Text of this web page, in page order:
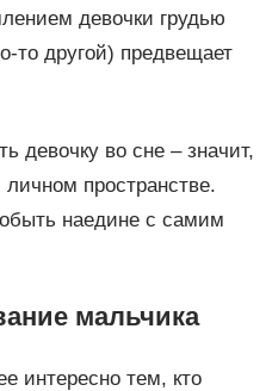
девочки грудью
то другой) предвещает
девочку во сне – значит,
пространстве.
наедине с самим
мальчика
интересно тем, кто